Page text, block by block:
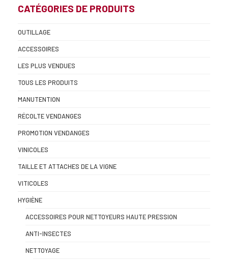
CATÉGORIES DE PRODUITS
OUTILLAGE
ACCESSOIRES
LES PLUS VENDUES
TOUS LES PRODUITS
MANUTENTION
RÉCOLTE VENDANGES
PROMOTION VENDANGES
VINICOLES
TAILLE ET ATTACHES DE LA VIGNE
VITICOLES
HYGIÈNE
ACCESSOIRES POUR NETTOYEURS HAUTE PRESSION
ANTI-INSECTES
NETTOYAGE